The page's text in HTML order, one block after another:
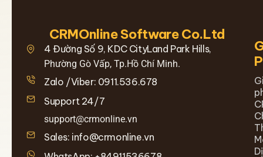
CRMOnline Software Co.Ltd
4 Đường Số 9, KDC CityLand Park Hills,
Phường Gò Vấp, Tp.Hồ Chí Minh.
Zalo /Viber: 0911.536.678
Support 24/7
support@crmonline.vn
Sales: info@crmonline.vn